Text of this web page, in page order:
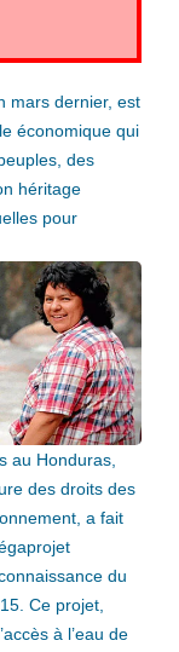
mars dernier, est
économique qui
des
héritage
pour
au Honduras,
des droits des
a fait
du
Ce projet,
à l’eau de